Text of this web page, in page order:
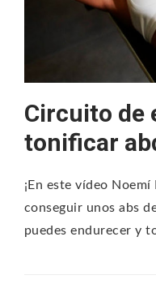
Circuito de
tonificar
¡En este vídeo
conseguir unos abs
puedes endurecer y